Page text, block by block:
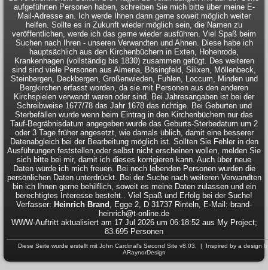
aufgeführten Personen haben, schreiben Sie mich bitte über meine E-
Mail-Adresse an. Ich werde Ihnen dann gerne soweit möglich weiter
helfen. Sollte es in Zukunft wieder möglich sein, die Namen zu
veröffentlichen, werde ich das gerne wieder ausführen. Viel Spaß beim
Suchen nach Ihren - unseren Verwandten und Ahnen. Diese habe ich
hauptsächlich aus den Kirchenbüchern in Exten, Hohenrode,
Krankenhagen (vollständig bis 1830) zusammen gefügt. Des weiteren
sind sind viele Personen aus Almena, Bösingfeld, Silixen, Möllenbeck,
Steinbergen, Deckbergen, Großenwieden, Fuhlen, Loccum, Minden und
Bergkirchen erfasst worden, da sie mit Personen aus den anderen
Kirchspielen verwandt waren oder sind. Bei Jahresangaben ist bei der
Schreibweise 1677/78 das Jahr 1678 das richtige. Bei Geburten und
Sterbefällen wurde wenn beim Eintrag in den Kirchenbüchern nur das
Tauf-Begräbnisdatum angegeben wurde das Geburts-Sterbedatum um 2
oder 3 Tage früher angesetzt, wie damals üblich, damit eine besserer
Datenabgleich bei der Bearbeitung möglich ist. Sollten Sie Fehler in den
Ausführungen feststellen,oder selbst nicht erscheinen wollen, melden Sie
sich bitte bei mir, damit ich dieses korrigieren kann. Auch über neue
Daten würde ich mich freuen. Bei noch lebenden Personen wurden die
persönlichen Daten unterdrückt. Bei der Suche nach weiteren Verwandten
bin ich Ihnen gerne behilflich, soweit es meine Daten zulassen und ein
berechtigtes Interesse besteht.. Viel Spaß und Erfolg bei der Suche!
Verfasser: Heinrich Brand , Egge 2, D 31737 Rinteln, E-Mail: brand-
heinrich@t-online.de
WWW-Auftritt aktualisiert am 17 Jul 2026 um 06:18:52 aus My Project;
83.695 Personen
Diese Seite wurde erstellt mit John Cardinal's Second Site v8.03. | Inspired by a design
ARaynorDesign